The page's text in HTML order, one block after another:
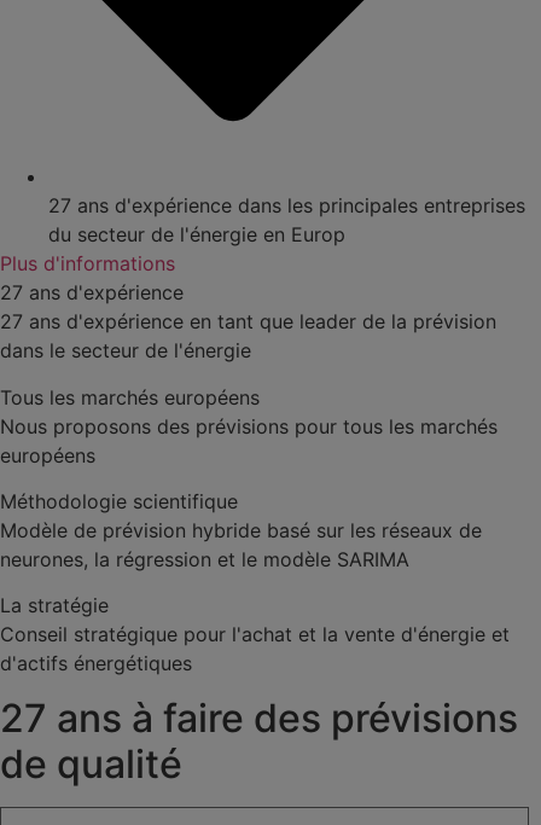
27 ans d'expérience dans les principales entreprises
du secteur de l'énergie en Europ
Plus d'informations
27 ans d'expérience
27 ans d'expérience en tant que leader de la prévision
dans le secteur de l'énergie
Tous les marchés européens
Nous proposons des prévisions pour tous les marchés
européens
Méthodologie scientifique
Modèle de prévision hybride basé sur les réseaux de
neurones, la régression et le modèle SARIMA
La stratégie
Conseil stratégique pour l'achat et la vente d'énergie et
d'actifs énergétiques
27 ans à faire des prévisions
de qualité